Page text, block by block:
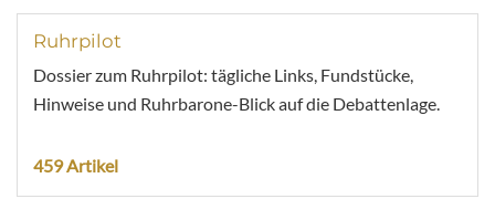
Ruhrpilot
Dossier zum Ruhrpilot: tägliche Links, Fundstücke,
Hinweise und Ruhrbarone-Blick auf die Debattenlage.
459 Artikel